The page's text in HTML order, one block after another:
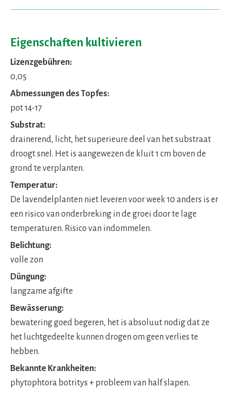
Eigenschaften kultivieren
Lizenzgebühren:
0,05
Abmessungen des Topfes:
pot 14-17
Substrat:
drainerend, licht, het superieure deel van het substraat
droogt snel. Het is aangewezen de kluit 1 cm boven de
grond te verplanten.
Temperatur:
De lavendelplanten niet leveren voor week 10 anders is er
een risico van onderbreking in de groei door te lage
temperaturen. Risico van indommelen.
Belichtung:
volle zon
Düngung:
langzame afgifte
Bewässerung:
bewatering goed begeren, het is absoluut nodig dat ze
het luchtgedeelte kunnen drogen om geen verlies te
hebben.
Bekannte Krankheiten:
phytophtora botritys + probleem van half slapen.